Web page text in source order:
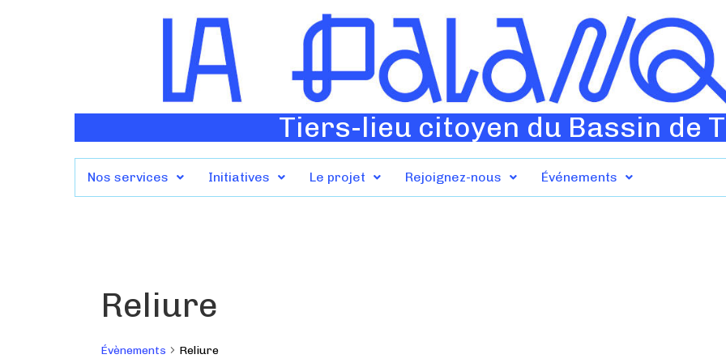
Tiers-lieu citoyen du Bassin de
Nos services Initiatives Le projet Rejoignez-nous Événements
Reliure
Évènements Reliure